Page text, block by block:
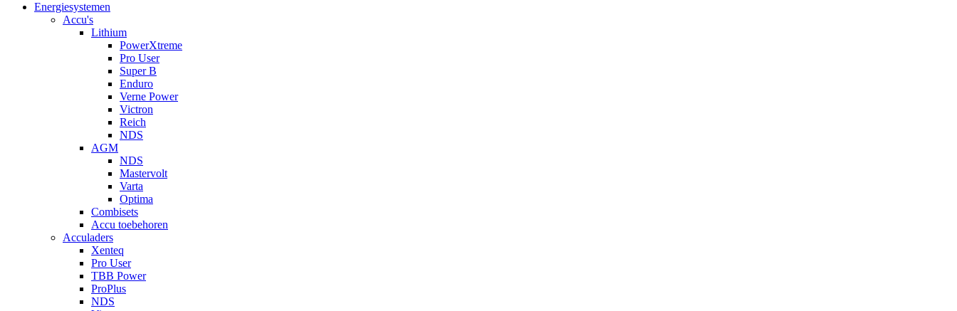
Energiesystemen
Accu's
Lithium
PowerXtreme
Pro User
Super B
Enduro
Verne Power
Victron
Reich
NDS
AGM
NDS
Mastervolt
Varta
Optima
Combisets
Accu toebehoren
Acculaders
Xenteq
Pro User
TBB Power
ProPlus
NDS